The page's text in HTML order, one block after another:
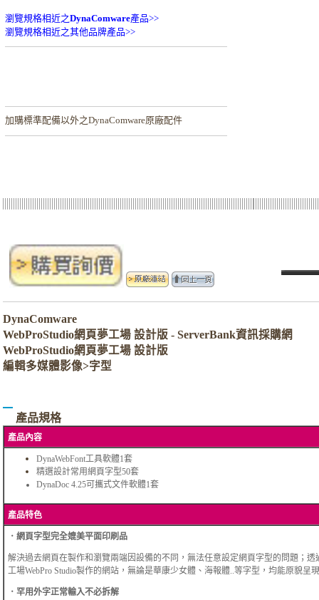
瀏覽規格相近之DynaComware產品>>
瀏覽規格相近之其他品牌產品>>
加購標準配備以外之DynaComware原廠配件
DynaComware
WebProStudio網頁夢工場 設計版 - ServerBank資訊採購網
WebProStudio網頁夢工場 設計版
編輯多媒體影像>字型
產品規格
產品內容
DynaWebFont工具軟體1套
精選設計常用網頁字型50套
DynaDoc 4.25可攜式文件軟體1套
產品特色
．網頁字型完全媲美平面印刷品
解決過去網頁在製作和瀏覽兩端因設備的不同，無法任意設定網頁字型的問題；透
工場WebPro Studio製作的網站，無論是華康少女體、海報體..等字型，均能原貌呈
．罕用外字正常輸入不必拆解